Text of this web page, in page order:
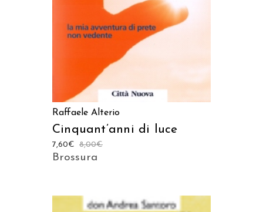
Raffaele Alterio
Cinquant’anni di luce
8,00€
7,60€
Brossura